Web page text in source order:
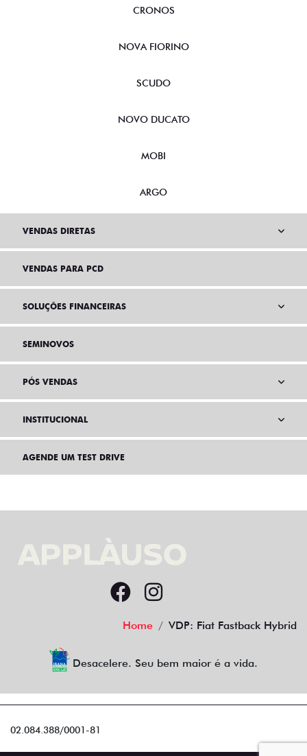
CRONOS
NOVA FIORINO
SCUDO
NOVO DUCATO
MOBI
ARGO
VENDAS DIRETAS
VENDAS PARA PCD
SOLUÇÕES FINANCEIRAS
SEMINOVOS
PÓS VENDAS
INSTITUCIONAL
AGENDE UM TEST DRIVE
Home VDP: Fiat Fastback Hybrid
Desacelere. Seu bem maior é a vida.
02.084.388/0001-81